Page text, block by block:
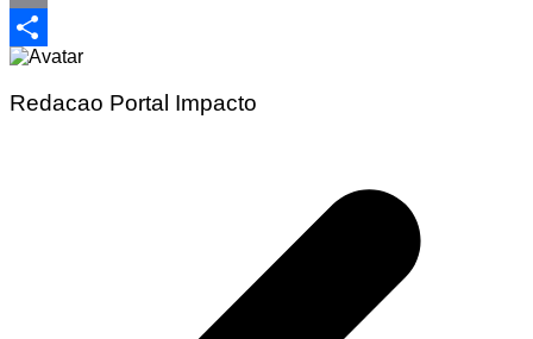
Email
Share
Redacao Portal Impacto